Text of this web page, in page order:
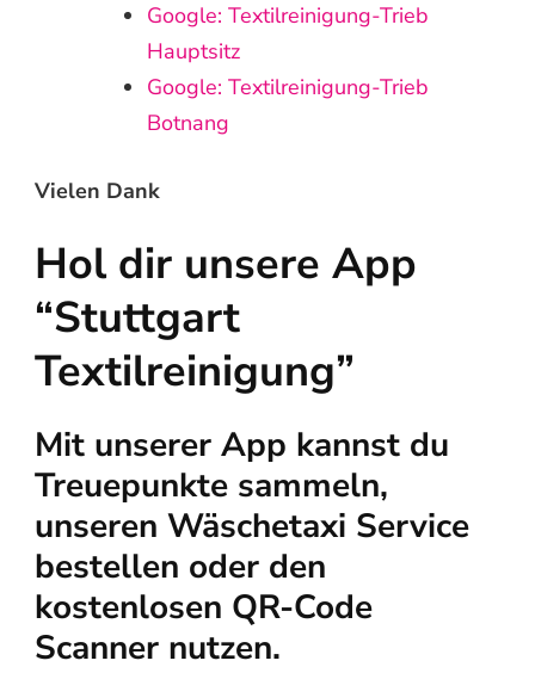
Google: Textilreinigung-Trieb
Hauptsitz
Google: Textilreinigung-Trieb
Botnang
Vielen Dank
Hol dir unsere App
“Stuttgart
Textilreinigung”
Mit unserer App kannst du
Treuepunkte sammeln,
unseren Wäschetaxi Service
bestellen oder den
kostenlosen QR-Code
Scanner nutzen.